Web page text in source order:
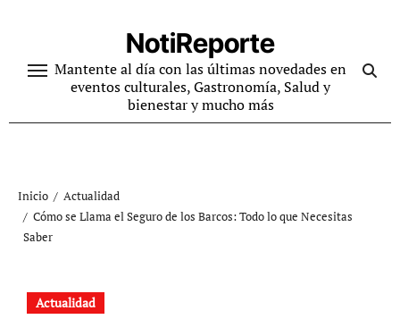
contenido
NotiReporte
Mantente al día con las últimas novedades en
eventos culturales, Gastronomía, Salud y
bienestar y mucho más
Inicio
Actualidad
Cómo se Llama el Seguro de los Barcos: Todo lo que Necesitas
Saber
Actualidad